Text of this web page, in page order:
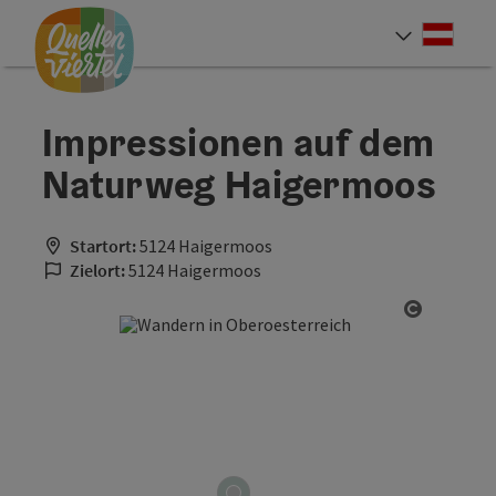
Zum Inhalt
Zur Navigation
Zum Seitenanfang
Impressionen auf dem
Naturweg Haigermoos
Startort:5124 Haigermoos
Zielort:5124 Haigermoos